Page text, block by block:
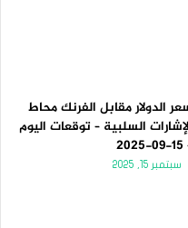
الدولار مقابل الفرنك محاط
السلبية – توقعات اليوم
–
سبتمبر 15, 2025